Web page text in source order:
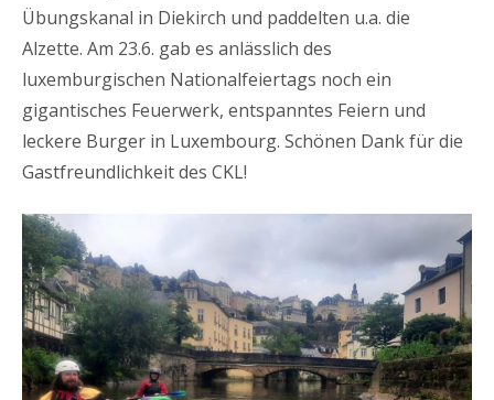
Übungskanal in Diekirch und paddelten u.a. die
Alzette. Am 23.6. gab es anlässlich des
luxemburgischen Nationalfeiertags noch ein
gigantisches Feuerwerk, entspanntes Feiern und
leckere Burger in Luxembourg. Schönen Dank für die
Gastfreundlichkeit des CKL!